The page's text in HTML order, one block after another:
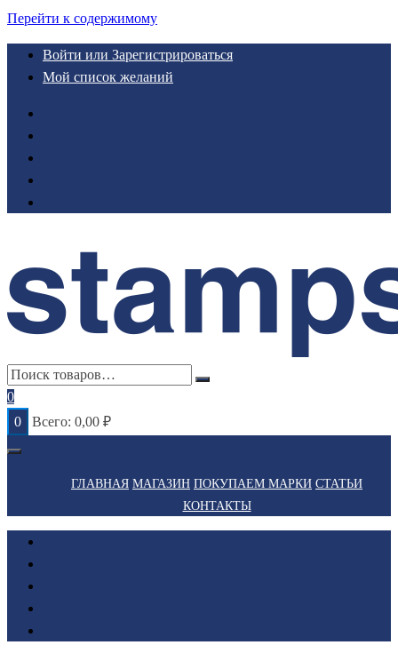
Перейти к содержимому
Войти или Зарегистрироваться
Мой список желаний
0
0
Всего: 0,00 ₽
ГЛАВНАЯ МАГАЗИН ПОКУПАЕМ МАРКИ СТАТЬИ
КОНТАКТЫ